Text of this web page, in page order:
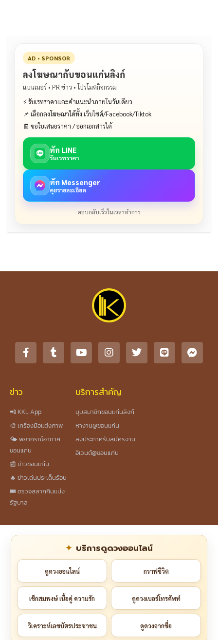
AD • SPONSOR
ลงโฆษณากับขอนแก่นลิงก์
แบนเนอร์ • PR ข่าว • โปรโมตกิจกรรม
⚡ รับเรทราคาและคำแนะนำภายในวันเดียว
📌 เลือกลงโฆษณาได้ทั้ง เว็บไซต์/Facebook/Tiktok
🧾 ขอใบเสนอราคา / ออกเอกสารได้
ทัก LINE
รับเรทราคา
ทัก Messenger
คุยรายละเอียด
ตอบกลับเร็วในเวลาทำการ
ข่าว
📲 KKL App
🎨 เครื่องมือแต่งภาพ
🌤️ พยากรณ์อากาศ
ขอนแก่น
📰 ข่าวขอนแก่น
🔥 ข่าวเด่นประเด็นร้อน
🎟️ ตรวจสลากกินแบ่ง
รัฐบาล
บริการสำคัญ
มุมสมาชิกขอนแก่นลิงก์
หางาน@ขอนแก่น
ลงประกาศรับสมัครงาน
อีเวนต์@ขอนแก่น
บริการดูดวงออนไลน์
ดูดวงออนไลน์ กราฟชีวิต
เช็กสมพงษ์ เนื้อคู่ ความรัก ดูดวงเบอร์โทรศัพท์
วิเคราะห์เลขบัตรประชาชน ดูดวงจากชื่อ